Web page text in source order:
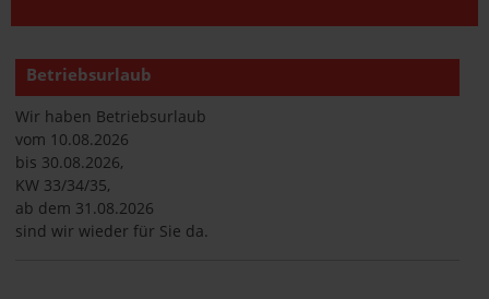
Betriebsurlaub
Wir haben Betriebsurlaub
vom 10.08.2026
bis 30.08.2026,
KW 33/34/35,
ab dem 31.08.2026
sind wir wieder für Sie da.